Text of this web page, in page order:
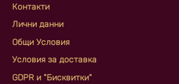
Контакти
Лични данни
Общи Условия
Условия за доставка
GDPR и "Бисквитки"